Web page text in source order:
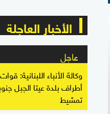
الأخبار العاجلة
عاجل
وكالة الأنباء اللبنانية:
أطراف بلدة عيتا الجبل
تمشيط